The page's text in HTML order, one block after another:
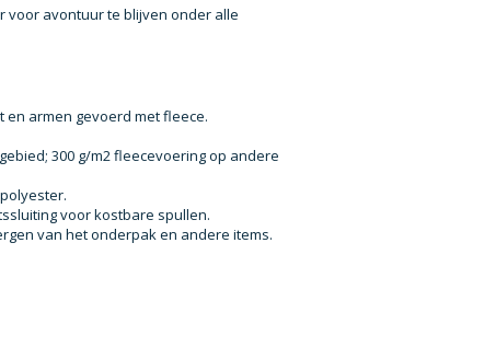
voor avontuur te blijven onder alle
armen gevoerd met fleece.
300 g/m2 fleecevoering op andere
voor kostbare spullen.
van het onderpak en andere items.